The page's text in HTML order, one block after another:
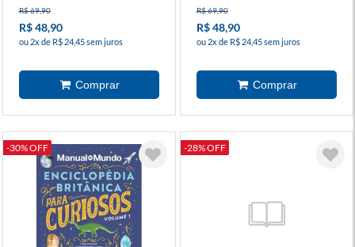
R$ 69,90
R$ 48,90
ou 2x de R$ 24,45 sem juros
R$ 69,90
R$ 48,90
ou 2x de R$ 24,45 sem juros
-30% OFF -28% OFF